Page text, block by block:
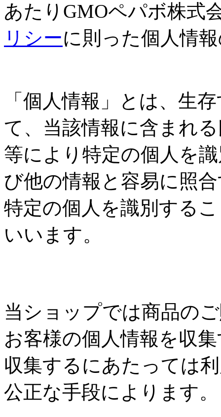
あたりGMOペパボ株式
リシーに則った個人情
「個人情報」とは、生
て、当該情報に含まれ
等により特定の個人を
び他の情報と容易に照
特定の個人を識別する
いいます。
当ショップでは商品の
お客様の個人情報を収
収集するにあたっては
公正な手段によります。